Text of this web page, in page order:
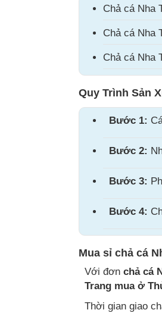
Chả cá Nha
Chả cá Nha
Chả cá Nha
Quy Trình Sản
Bước 1:
Bước 2:
Bước 3:
Bước 4:
Mua sỉ chả cá
Với đơn chả cá
Trang mua ở
Thời gian giao